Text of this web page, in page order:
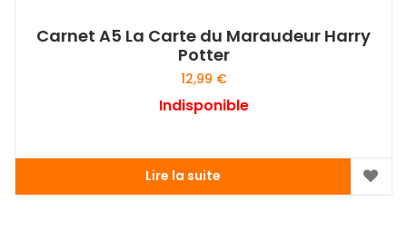
Carnet A5 La Carte du Maraudeur Harry
Potter
12,99 €
Indisponible
Lire la suite